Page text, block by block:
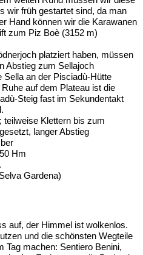
wir früh gestartet sind, da man
Hand können wir die Karawanen
zum Piz Boè (3152 m)
platziert haben, müssen
Abstieg zum Sellajoch
Sella an der Pisciadù-Hütte
auf dem Plateau ist die
Steig fast im Sekundentakt
teilweise Klettern bis zum
langer Abstieg
Hm
Gardena)
auf, der Himmel ist wolkenlos.
und die schönsten Wegteile
Tag machen: Sentiero Benini,